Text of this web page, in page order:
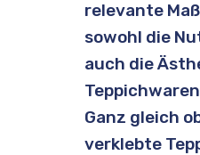
relevante
sowohl die
auch die
Ganz gleich
verklebte